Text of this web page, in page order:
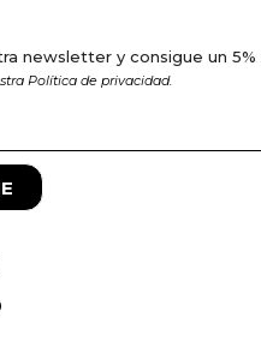
newsletter y consigue un 5%
Política de privacidad.